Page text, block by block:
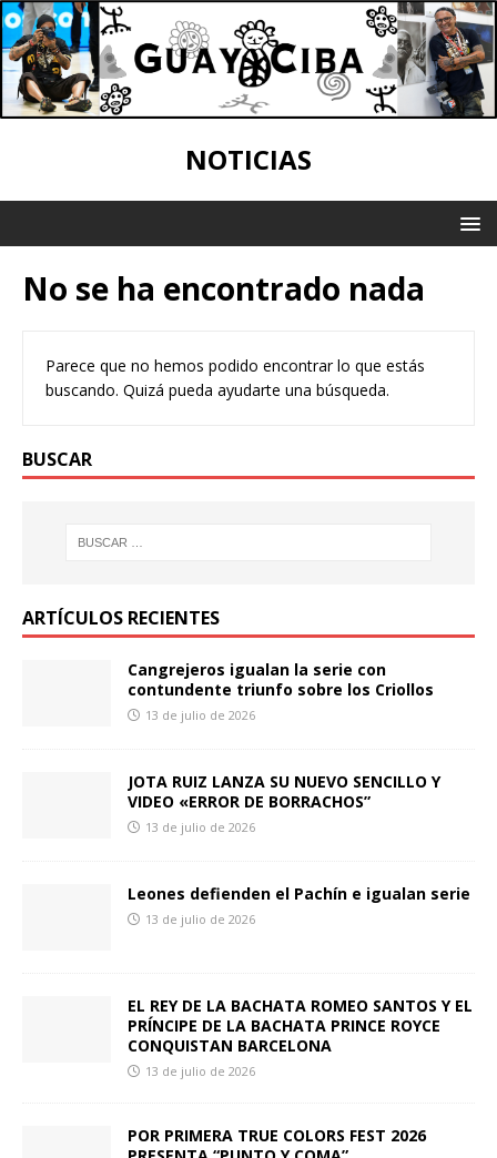
NOTICIAS
No se ha encontrado nada
Parece que no hemos podido encontrar lo que estás
buscando. Quizá pueda ayudarte una búsqueda.
BUSCAR
ARTÍCULOS RECIENTES
Cangrejeros igualan la serie con
contundente triunfo sobre los Criollos
13 de julio de 2026
JOTA RUIZ LANZA SU NUEVO SENCILLO Y
VIDEO «ERROR DE BORRACHOS”
13 de julio de 2026
Leones defienden el Pachín e igualan serie
13 de julio de 2026
EL REY DE LA BACHATA ROMEO SANTOS Y EL
PRÍNCIPE DE LA BACHATA PRINCE ROYCE
CONQUISTAN BARCELONA
13 de julio de 2026
POR PRIMERA TRUE COLORS FEST 2026